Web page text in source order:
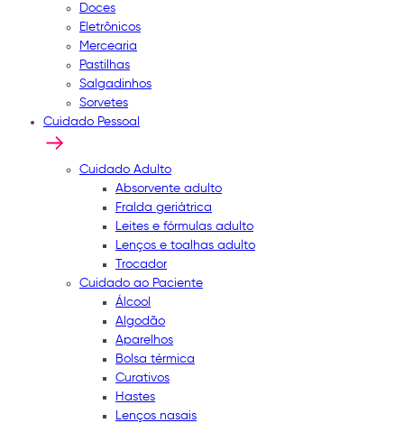
Doces
Eletrônicos
Mercearia
Pastilhas
Salgadinhos
Sorvetes
Cuidado Pessoal
Cuidado Adulto
Absorvente adulto
Fralda geriátrica
Leites e fórmulas adulto
Lenços e toalhas adulto
Trocador
Cuidado ao Paciente
Álcool
Algodão
Aparelhos
Bolsa térmica
Curativos
Hastes
Lenços nasais